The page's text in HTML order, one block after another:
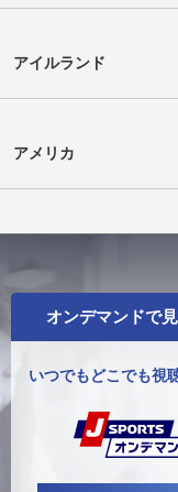
アイルランド
アメリカ
オンデマンドで
いつでもどこでも視